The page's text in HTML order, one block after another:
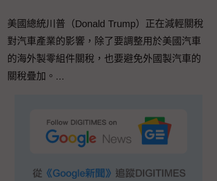
美國總統川普（Donald Trump）正在減輕關稅
對汽車產業的影響，除了要調整用於美國汽車
的海外製零組件關稅，也要避免外國製汽車的
關稅疊加。...